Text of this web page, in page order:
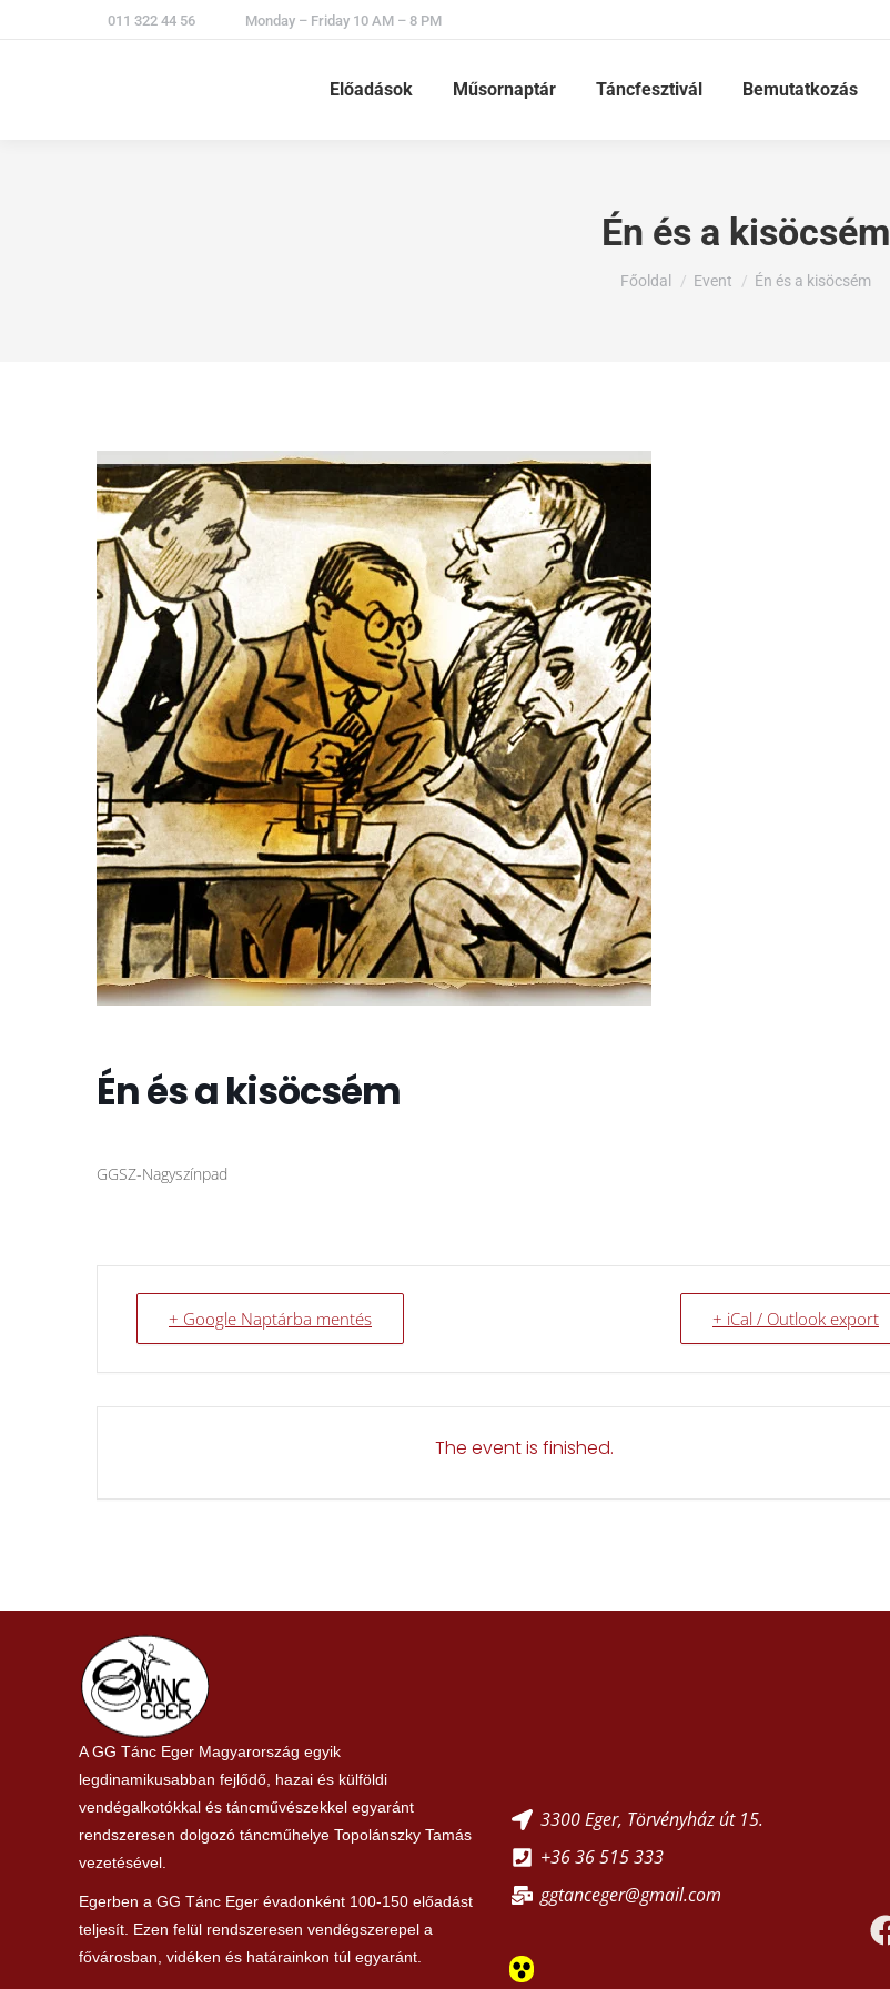
011 322 44 56 Monday – Friday 10 AM – 8 PM
Előadások Műsornaptár Táncfesztivál Bemutatkozás
Én és a kisöcsém
Ön itt van:
Főoldal Event Én és a kisöcsém
Én és a kisöcsém
GGSZ-Nagyszínpad
+ Google Naptárba mentés + iCal / Outlook export
The event is finished.
A GG Tánc Eger Magyarország egyik
legdinamikusabban fejlődő, hazai és külföldi
vendégalkotókkal és táncművészekkel egyaránt
rendszeresen dolgozó táncműhelye Topolánszky Tamás
vezetésével.
Egerben a GG Tánc Eger évadonként 100-150 előadást
teljesít. Ezen felül rendszeresen vendégszerepel a
fővárosban, vidéken és határainkon túl egyaránt.
3300 Eger, Törvényház út 15.
+36 36 515 333
ggtanceger@gmail.com